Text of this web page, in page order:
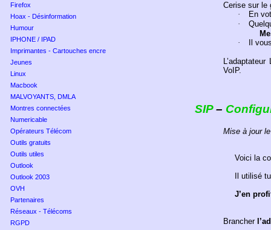
Firefox
Hoax - Désinformation
Humour
IPHONE / IPAD
Imprimantes - Cartouches encre
Jeunes
Linux
Macbook
MALVOYANTS, DMLA
Montres connectées
Numericable
Opérateurs Télécom
Outils gratuits
Outils utiles
Outlook
Outlook 2003
OVH
Partenaires
Réseaux - Télécoms
RGPD
Cerise sur le
·
En
·
·
Il
VoIP.
SIP–
Mise à jour
Voici la
Il utilisé
J’en
Brancher